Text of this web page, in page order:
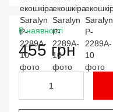
В наявності
455 грн